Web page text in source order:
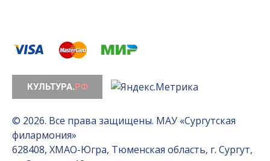
© 2026. Все права защищены. МАУ «Сургутская
филармония»
628408, ХМАО-Югра, Тюменская область, г. Сургут,